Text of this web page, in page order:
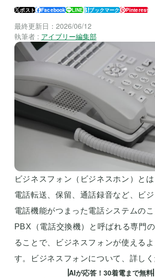
ポスト Facebook LINE ブックマーク Pinterest
最終更新日： 2026/06/12
執筆者 : アイブリー編集部
ビジネスフォン（ビジネスホン）とは
電話転送、保留、通話録音など、ビ
電話機能がつまった電話システムのこ
PBX（電話交換機）と呼ばれる専門
ることで、ビジネスフォンが使えるよ
す。ビジネスフォンについて、詳しく
AIが応答！30着電まで無料